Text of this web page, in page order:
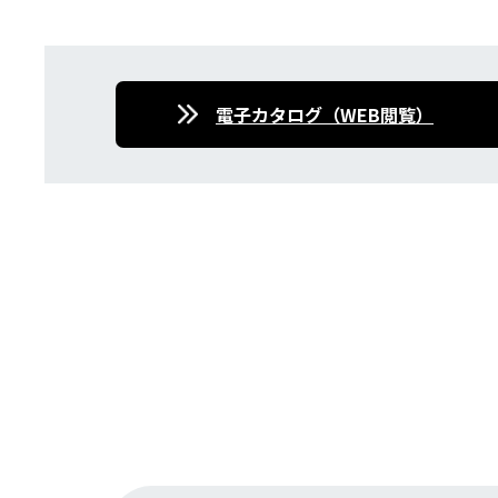
電⼦カタログ（WEB閲覧）